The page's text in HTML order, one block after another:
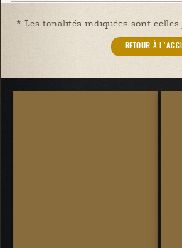
* Les tonalités indiquées sont celles
RETOUR À